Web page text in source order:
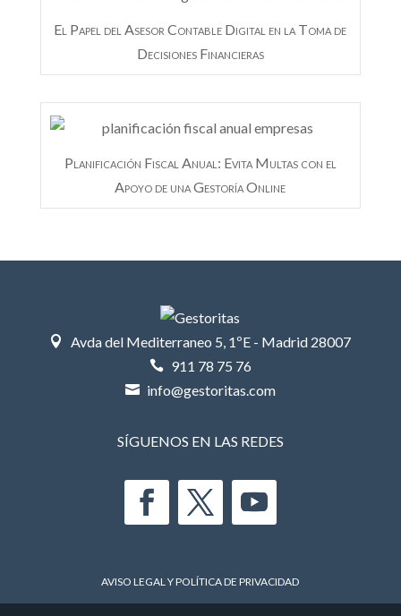
El Papel del Asesor Contable Digital en la Toma de
Decisiones Financieras
Planificación Fiscal Anual: Evita Multas con el
Apoyo de una Gestoría Online
 Avda del Mediterraneo 5, 1ºE - Madrid 28007
 911 78 75 76
 info@gestoritas.com
SÍGUENOS EN LAS REDES
AVISO LEGAL Y POLÍTICA DE PRIVACIDAD